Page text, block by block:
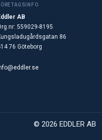
AB
559029-8195
86
76 Göteborg
© 2026 EDDLER AB